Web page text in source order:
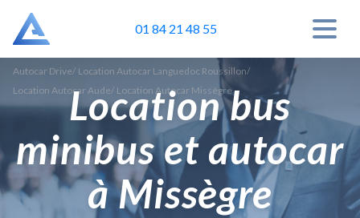
01 84 21 48 55
Autocar Drive/ Location Autocar Languedoc Roussillon/
Location Autocar Aude/ Location Autocar Missègre
Location bus
minibus et autocar
à Missègre